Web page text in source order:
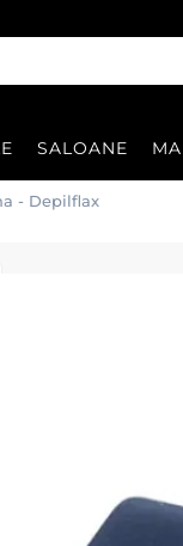
SALOANE
- Depilflax
Ceara
Ceara
Ceara de